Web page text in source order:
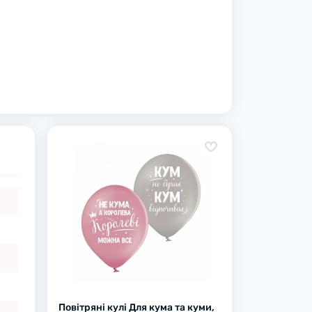
Повітряні кулі Для кума та куми,